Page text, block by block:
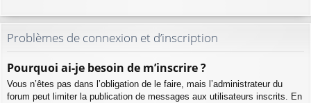
Problèmes de connexion et d’inscription
Pourquoi ai-je besoin de m’inscrire ?
Vous n’êtes pas dans l’obligation de le faire, mais l’administrateur du
forum peut limiter la publication de messages aux utilisateurs inscrits. En